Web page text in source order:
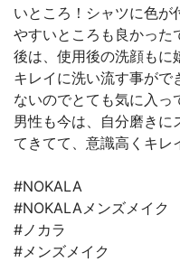
いところ！シャツに色が
やすいところも良かった
後は、使用後の洗顔も
キレイに洗い流す事がで
ないのでとても気に入っ
男性も今は、自分磨きに
てきてて、意識高くキレ
#NOKALA
#NOKALAメンズメイク
#ノカラ
#メンズメイク